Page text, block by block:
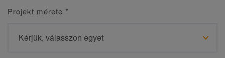
Projekt mérete *